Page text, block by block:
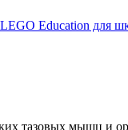
Education для
тазовых мышц и